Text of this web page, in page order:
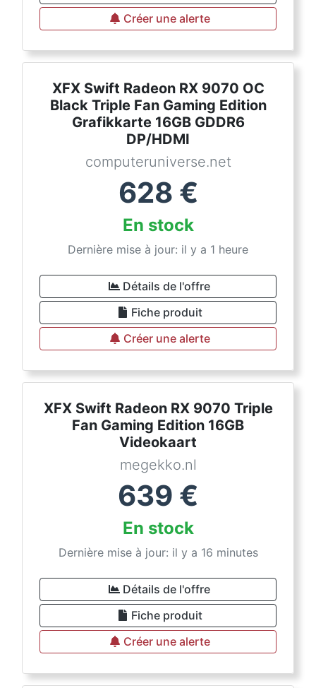
Créer une alerte
XFX Swift Radeon RX 9070 OC
Black Triple Fan Gaming Edition
Grafikkarte 16GB GDDR6
DP/HDMI
computeruniverse.net
628 €
En stock
Dernière mise à jour: il y a 1 heure
Détails de l'offre
Fiche produit
Créer une alerte
XFX Swift Radeon RX 9070 Triple
Fan Gaming Edition 16GB
Videokaart
megekko.nl
639 €
En stock
Dernière mise à jour: il y a 16 minutes
Détails de l'offre
Fiche produit
Créer une alerte